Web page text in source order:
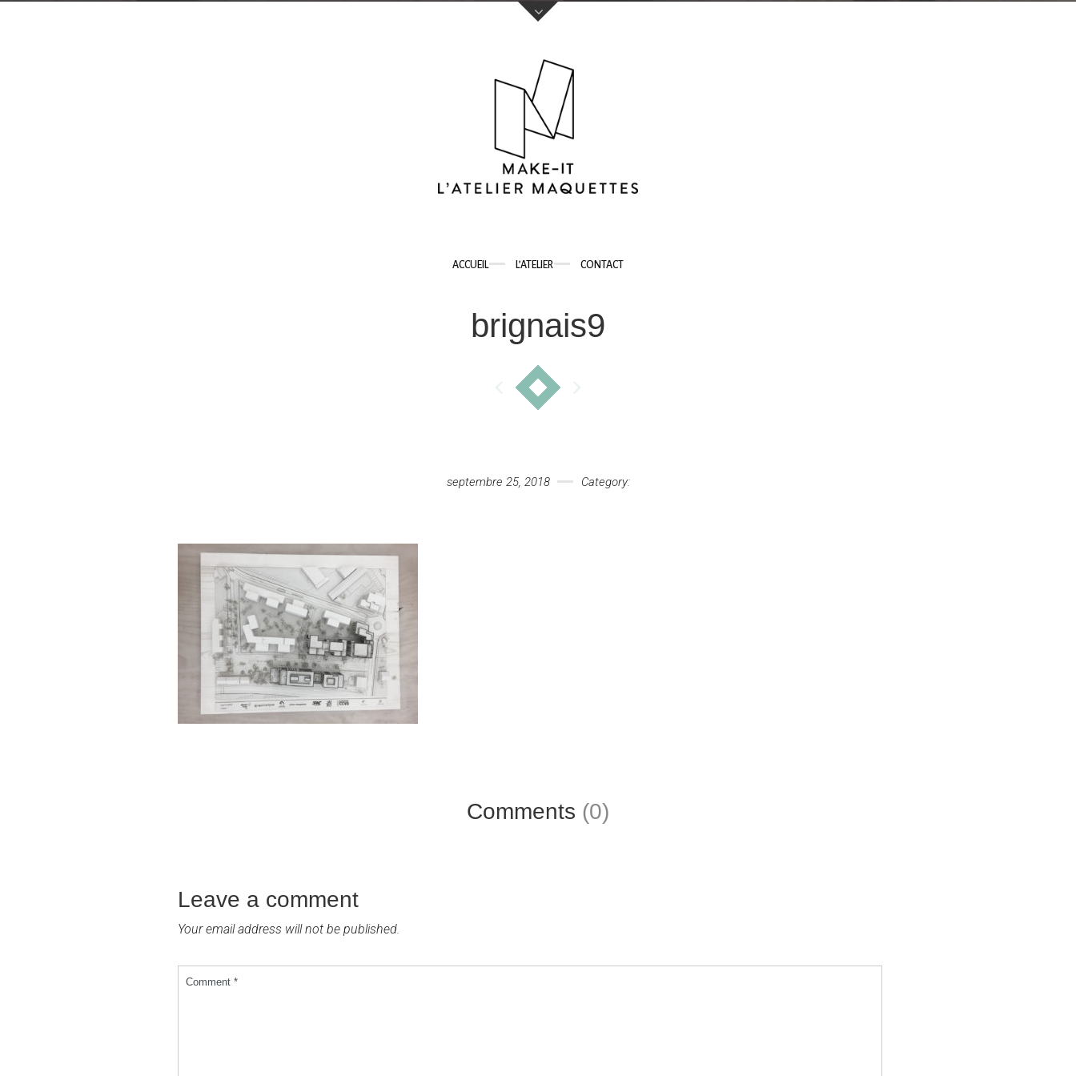
ACCUEIL L’ATELIER CONTACT
brignais9
septembre 25, 2018 Category:
Comments (0)
Leave a comment
Your email address will not be published.
Comment *